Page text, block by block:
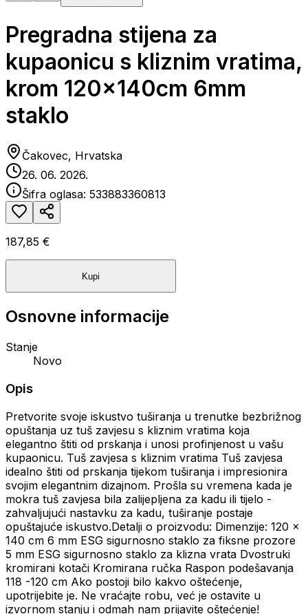
Pregradna stijena za
kupaonicu s kliznim vratima,
krom 120x140cm 6mm
staklo
Čakovec, Hrvatska
26. 06. 2026.
Šifra oglasa: 533883360813
187,85 €
Kupi
Osnovne informacije
Stanje
Novo
Opis
Pretvorite svoje iskustvo tuširanja u trenutke bezbrižnog
opuštanja uz tuš zavjesu s kliznim vratima koja
elegantno štiti od prskanja i unosi profinjenost u vašu
kupaonicu. Tuš zavjesa s kliznim vratima Tuš zavjesa
idealno štiti od prskanja tijekom tuširanja i impresionira
svojim elegantnim dizajnom. Prošla su vremena kada je
mokra tuš zavjesa bila zalijepljena za kadu ili tijelo -
zahvaljujući nastavku za kadu, tuširanje postaje
opuštajuće iskustvo.Detalji o proizvodu: Dimenzije: 120 x
140 cm 6 mm ESG sigurnosno staklo za fiksne prozore
5 mm ESG sigurnosno staklo za klizna vrata Dvostruki
kromirani kotači Kromirana ručka Raspon podešavanja
118 -120 cm Ako postoji bilo kakvo oštećenje,
upotrijebite je. Ne vraćajte robu, već je ostavite u
izvornom stanju i odmah nam prijavite oštećenje!